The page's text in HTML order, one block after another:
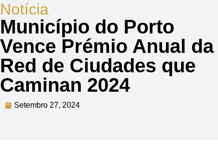
Notícia
Município do Porto
Vence Prémio Anual da
Red de Ciudades que
Caminan 2024
Setembro 27, 2024